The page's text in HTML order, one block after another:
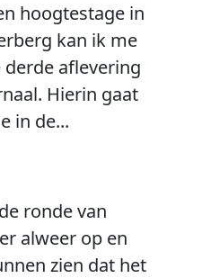
hoogtestage in
kan ik me
aflevering
Hierin gaat
in de...
ronde van
alweer op en
zien dat het